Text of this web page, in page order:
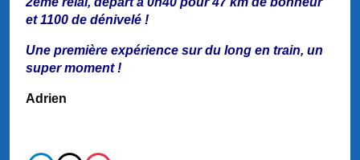
et 1100 de dénivelé !
Une première expérience sur du long en train, un
super moment !
Adrien